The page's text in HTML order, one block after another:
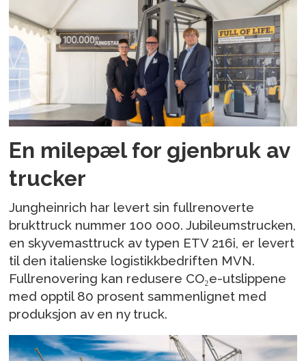
En milepæl for gjenbruk av
trucker
Jungheinrich har levert sin fullrenoverte
brukttruck nummer 100 000. Jubileumstrucken,
en skyvemasttruck av typen ETV 216i, er levert
til den italienske logistikkbedriften MVN.
Fullrenovering kan redusere CO₂e-utslippene
med opptil 80 prosent sammenlignet med
produksjon av en ny truck.